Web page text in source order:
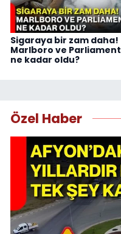
Sigaraya bir zam daha!
Marlboro ve Parliament
ne kadar oldu?
Özel Haber